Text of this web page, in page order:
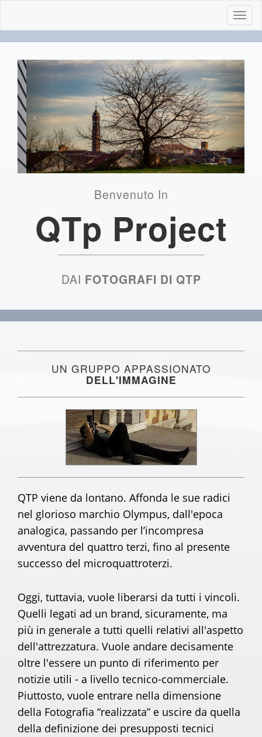
Benvenuto In
QTp Project
DAI FOTOGRAFI DI QTP
UN GRUPPO APPASSIONATO
DELL'IMMAGINE
QTP viene da lontano. Affonda le sue radici
nel glorioso marchio Olympus, dall'epoca
analogica, passando per l’incompresa
avventura del quattro terzi, fino al presente
successo del microquattroterzi.
Oggi, tuttavia, vuole liberarsi da tutti i vincoli.
Quelli legati ad un brand, sicuramente, ma
più in generale a tutti quelli relativi all'aspetto
dell'attrezzatura. Vuole andare decisamente
oltre l'essere un punto di riferimento per
notizie utili - a livello tecnico-commerciale.
Piuttosto, vuole entrare nella dimensione
della Fotografia “realizzata” e uscire da quella
della definizione dei presupposti tecnici